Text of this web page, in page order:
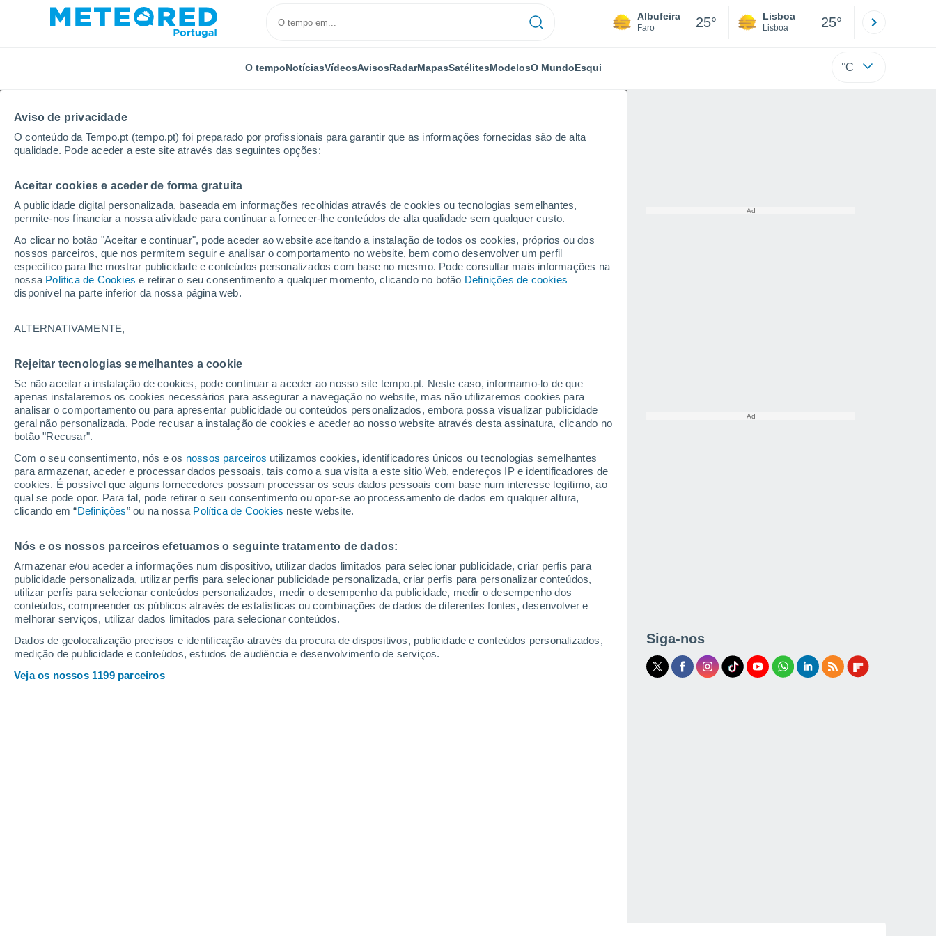
Aviso de privacidade
O conteúdo da Tempo.pt (tempo.pt) foi preparado por profissionais para garantir que as informações fornecidas são de alta
qualidade. Pode aceder a este site através das seguintes opções:
Aceitar cookies e aceder de forma gratuita
A publicidade digital personalizada, baseada em informações recolhidas através de cookies ou tecnologias semelhantes,
permite-nos financiar a nossa atividade para continuar a fornecer-lhe conteúdos de alta qualidade sem qualquer custo.
Ao clicar no botão "Aceitar e continuar", pode aceder ao website aceitando a instalação de todos os cookies, próprios ou dos
nossos parceiros, que nos permitem seguir e analisar o comportamento no website, bem como desenvolver um perfil
específico para lhe mostrar publicidade e conteúdos personalizados com base no mesmo. Pode consultar mais informações na
nossa Política de Cookies e retirar o seu consentimento a qualquer momento, clicando no botão Definições de cookies
disponível na parte inferior da nossa página web.
ALTERNATIVAMENTE,
Rejeitar tecnologias semelhantes a cookie
Se não aceitar a instalação de cookies, pode continuar a aceder ao nosso site tempo.pt. Neste caso, informamo-lo de que
apenas instalaremos os cookies necessários para assegurar a navegação no website, mas não utilizaremos cookies para
analisar o comportamento ou para apresentar publicidade ou conteúdos personalizados, embora possa visualizar publicidade
geral não personalizada. Pode recusar a instalação de cookies e aceder ao nosso website através desta assinatura, clicando no
botão "Recusar".
Com o seu consentimento, nós e os nossos parceiros utilizamos cookies, identificadores únicos ou tecnologias semelhantes
para armazenar, aceder e processar dados pessoais, tais como a sua visita a este sitio Web, endereços IP e identificadores de
cookies. É possível que alguns fornecedores possam processar os seus dados pessoais com base num interesse legítimo, ao
qual se pode opor. Para tal, pode retirar o seu consentimento ou opor-se ao processamento de dados em qualquer altura,
clicando em “Definições” ou na nossa Política de Cookies neste website.
Nós e os nossos parceiros efetuamos o seguinte tratamento de dados:
Armazenar e/ou aceder a informações num dispositivo, utilizar dados limitados para selecionar publicidade, criar perfis para
publicidade personalizada, utilizar perfis para selecionar publicidade personalizada, criar perfis para personalizar conteúdos,
utilizar perfis para selecionar conteúdos personalizados, medir o desempenho da publicidade, medir o desempenho dos
conteúdos, compreender os públicos através de estatísticas ou combinações de dados de diferentes fontes, desenvolver e
melhorar serviços, utilizar dados limitados para selecionar conteúdos.
Dados de geolocalização precisos e identificação através da procura de dispositivos, publicidade e conteúdos personalizados,
medição de publicidade e conteúdos, estudos de audiência e desenvolvimento de serviços.
Veja os nossos 1199 parceiros
Albufeira
Faro 25° Lisboa
Lisboa 25°
O tempoNotíciasVídeosAvisosRadarMapasSatélitesModelosO MundoEsqui °C
Início Distrito da Guarda
Tempo no Distrito da Guarda
Hoje, 8 agosto Todo o dia Símbolo
30°
17°
Aguiar da
Beira
Almeida
32°
19°
Celorico da
Rodrigo
32°
18°
Fornos de
30°
17°
29°
17°
Guarda
33°
18°
33°
30°
30°
35°
18°
Vila Nova de
Foz Côa
33°
18°
Siga-nos